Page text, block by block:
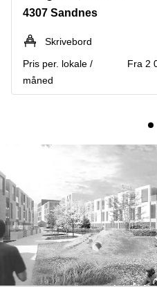
kontor
Coworking
Møterom
Næringslokaler
til leie
Trondheim
Kontorhotell
Trondheim
Kontorfellesskap
Trondheim
Fjordalléen
28 Oslo
Hagaløkkveien
Linges
vei 25
Fornebu
Lysaker
Torg 5
Bærum
4307 Sandnes
Skrivebord
Pris per. lokale /
måned
Fra 2